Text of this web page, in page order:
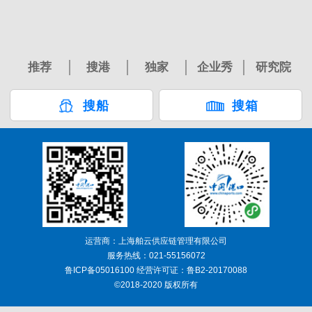
推荐 搜港 独家 企业秀 研究院
搜船 搜箱
运营商：上海舶云供应链管理有限公司
服务热线：021-55156072
鲁ICP备05016100 经营许可证：鲁B2-20170088
©2018-2020 版权所有